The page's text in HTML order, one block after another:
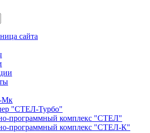
Мк
"СТЕЛ-Турбо"
программный комплекс "СТЕЛ"
программный комплекс "СТЕЛ-К"